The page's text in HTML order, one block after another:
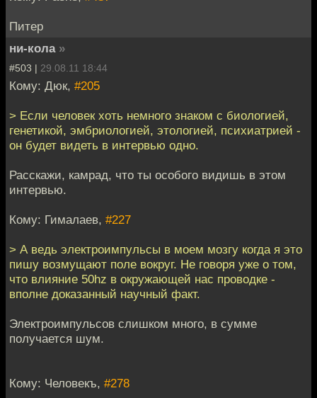
Питер
ни-кола »
#503 | 29.08.11 18:44
Кому: Дюк, #205
> Если человек хоть немного знаком с биологией,
генетикой, эмбриологией, этологией, психиатрией -
он будет видеть в интервью одно.
Расскажи, камрад, что ты особого видишь в этом
интервью.
Кому: Гималаев, #227
> А ведь электроимпульсы в моем мозгу когда я это
пишу возмущают поле вокруг. Не говоря уже о том,
что влияние 50hz в окружающей нас проводке -
вполне доказанный научный факт.
Электроимпульсов слишком много, в сумме
получается шум.
Кому: Человекъ, #278